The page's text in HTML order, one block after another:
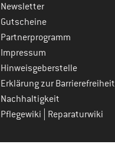
Newsletter
Gutscheine
Partnerprogramm
Impressum
Hinweisgeberstelle
Erklärung zur Barrierefreiheit
Nachhaltigkeit
Pflegewiki
Reparaturwiki